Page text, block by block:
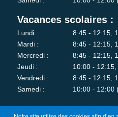
Vacances scolaires :
Lundi :
8:45 - 12:15,
Mardi :
8:45 - 12:15,
Mercredi :
8:45 - 12:15,
Jeudi :
10:00 -
Vendredi :
8:45 - 12:15,
Samedi :
10:00 - 12:00
Les services de l'état-civil, du